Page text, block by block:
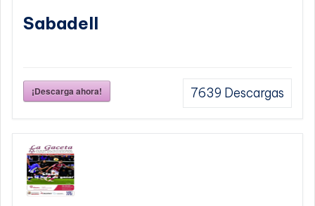
Sabadell
¡Descarga ahora! 7639 Descargas